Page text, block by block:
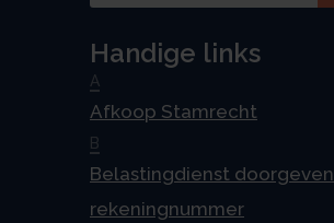
Handige links
A
Afkoop Stamrecht
B
Belastingdienst doorgeven
rekeningnummer